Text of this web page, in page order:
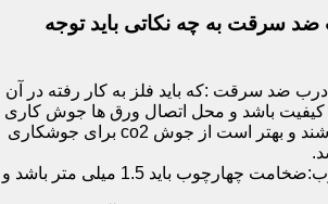
ضد سرقت به چه نکاتی باید توجه
ضد سرقت :که باید فلز به کار رفته در آن
کیفیت باشد و محل اتصال ورق ها جوش کاری
مناسبی داشته باشند و بهتر است از جوش co2 برای جوشکاری
ضخامت چهارچوب:ضخامت چهارچوب باید 1.5 میلی متر باشد و